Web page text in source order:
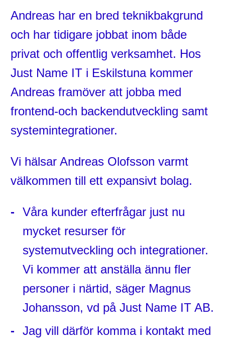
Andreas har en bred teknikbakgrund
och har tidigare jobbat inom både
privat och offentlig verksamhet. Hos
Just Name IT i Eskilstuna kommer
Andreas framöver att jobba med
frontend-och backendutveckling samt
systemintegrationer.
Vi hälsar Andreas Olofsson varmt
välkommen till ett expansivt bolag.
Våra kunder efterfrågar just nu
mycket resurser för
systemutveckling och integrationer.
Vi kommer att anställa ännu fler
personer i närtid, säger Magnus
Johansson, vd på Just Name IT AB.
Jag vill därför komma i kontakt med